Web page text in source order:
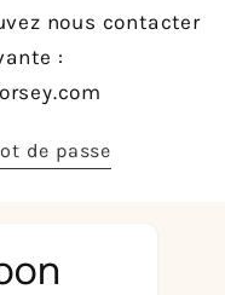
nous contacter
:
de passe